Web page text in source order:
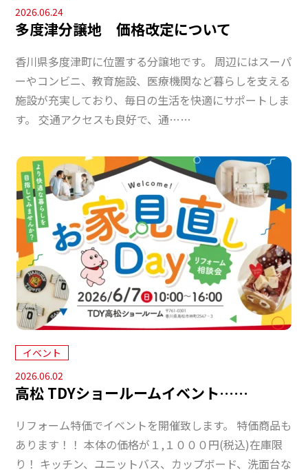
2026.06.24
多度津分譲地 価格改定について
香川県多度津町に位置する分譲地です。 周辺にはスーパ
ーやコンビニ、教育施設、医療機関など暮らしを支える
施設が充実しており、毎日の生活を快適にサポートしま
す。 交通アクセスも良好で、通……
イベント
2026.06.02
高松 TDYショールームイベント……
リフォーム特価でイベントを開催致します。 特価商品も
あります！！ 本体の価格が１,１０００円(税込)在庫限
り！ キッチン、ユニットバス、カップボード、洗面台な